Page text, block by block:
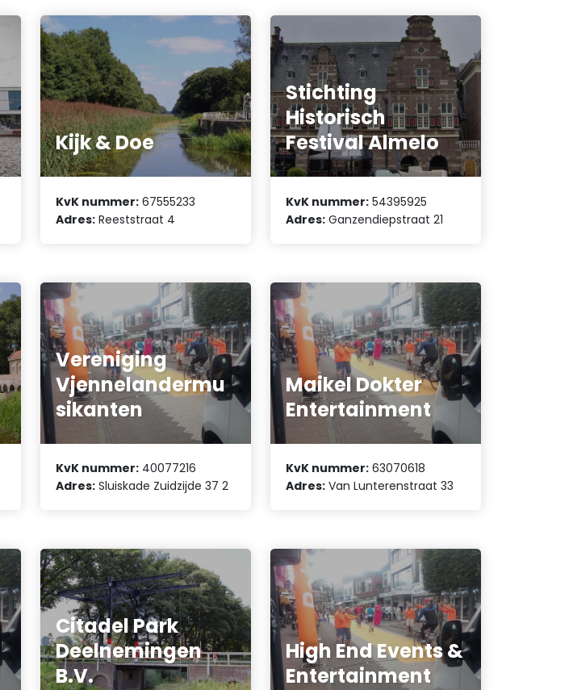
Kijk & Doe
KvK nummer: 67555233
Adres: Reeststraat 4
Stichting
Historisch
Festival Almelo
KvK nummer: 54395925
Adres: Ganzendiepstraat 21
Vereniging
Vjennelandermu
sikanten
KvK nummer: 40077216
Adres: Sluiskade Zuidzijde 37 2
Maikel Dokter
Entertainment
KvK nummer: 63070618
Adres: Van Lunterenstraat 33
Citadel Park
Deelnemingen
B.V.
High End Events &
Entertainment